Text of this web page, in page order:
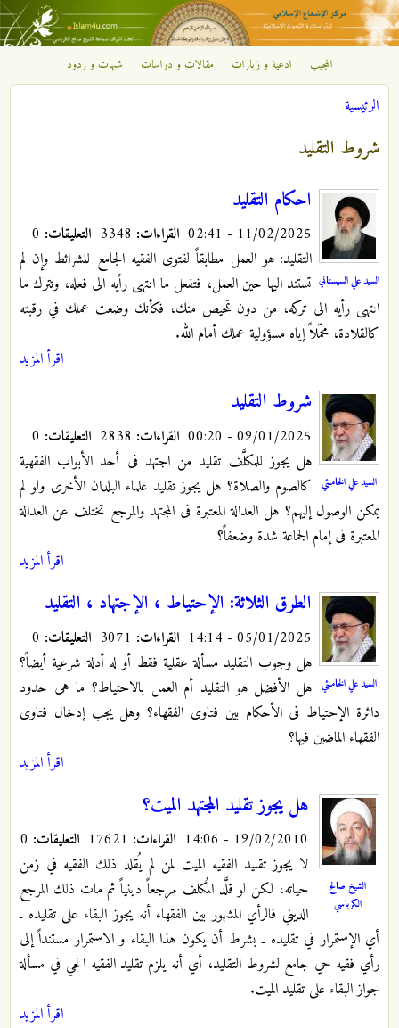
تجاوز إلى المحتوى الرئيسي
مركز
الإشعاع
الإسلامي
المجيب ادعية و زيارات مقالات و دراسات شبهات و ردود
أنت هنا
الرئيسية
شروط التقليد
السيد علي السيستاني
احكام التقليد
11/02/2025 - 02:41 القراءات: التعليقات:
التقليد: هو العمل مطابقاً لفتوى الفقيه الجامع للشرائط وإن لم
تستند اليها حين العمل، فتفعل ما انتهى رأيه الى فعله، وتترك ما
انتهى رأيه الى تركه، من دون تمحيص منك، فكأنك وضعت عملك في رقبته
كالقلادة، محمّلاً إياه مسؤولية عملك أمام الله.
اقرأ المزيد
السيد علي الخامنئي
شروط التقلید
09/01/2025 - 00:20 القراءات: التعليقات:
هل یجوز للمکلَّف تقلید من اجتهد فی أحد الأبواب الفقهیة
کالصوم والصلاة؟ هل یجوز تقلید علماء البلدان الأخری ولو لم
یمکن الوصول إلیهم؟ هل العدالة المعتبرة فی المجتهد والمرجع تختلف عن العدالة
المعتبرة فی إمام الجماعة شدة وضعفاً؟
اقرأ المزيد
السيد علي الخامنئي
الطرق الثلاثة: الإحتیاط ، الإجتهاد ، التقلید
05/01/2025 - 14:14 القراءات: التعليقات:
هل وجوب التقلید مسألة عقلیة فقط أو له أدلة شرعیة أیضاً؟
هل الأفضل هو التقلید أم العمل بالاحتیاط؟ ما هی حدود
دائرة الإحتیاط فی الأحکام بین فتاوی الفقهاء؟ وهل یجب إدخال فتاوی
الفقهاء الماضین فیها؟
اقرأ المزيد
الشيخ صالح
الكرباسي
هل يجوز تقليد المجتهد الميت؟
19/02/2010 - 14:06 القراءات: التعليقات:
لا يجوز تقليد الفقيه الميت لمن لم يُقلد ذلك الفقيه في زمن
حياته، لكن لو قلَّد المُكلف مرجعاً دينياً ثم مات ذلك المرجع
الديني فالرأي المشهور بين الفقهاء أنه يجوز البقاء على تقليده ـ
أي الإستمرار في تقليده ـ بشرط أن يكون هذا البقاء و الاستمرار مستنداً إلى
رأي فقيه حي جامع لشروط التقليد، أي أنه يلزم تقليد الفقيه الحي في مسألة
جواز البقاء على تقليد الميت.
اقرأ المزيد